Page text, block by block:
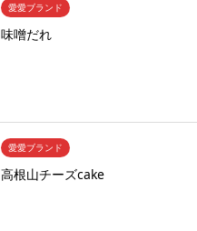
愛愛ブランド
味噌だれ
愛愛ブランド
高根山チーズcake